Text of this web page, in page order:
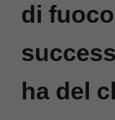
di fuoco
ha del